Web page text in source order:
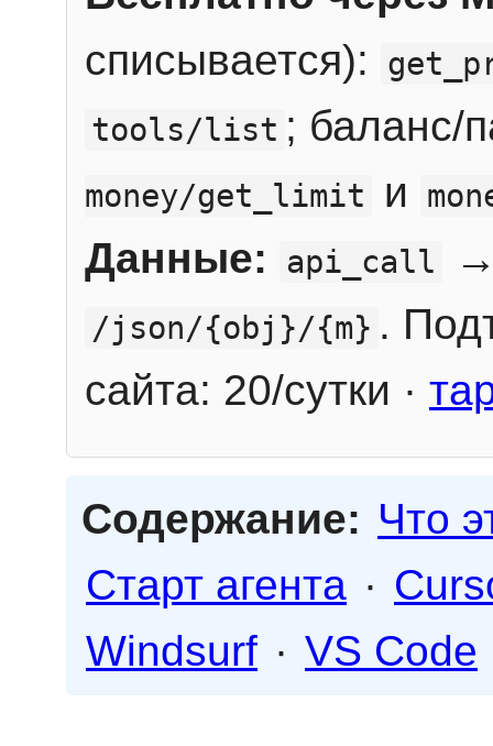
списывается):
tools/list ; баланс/
money/get_limit и
Данные: api_call
/json/{obj}/{m} .
сайта: 20/сутки ·
Содержание: Что
Старт агента ·
Windsurf · VS Code